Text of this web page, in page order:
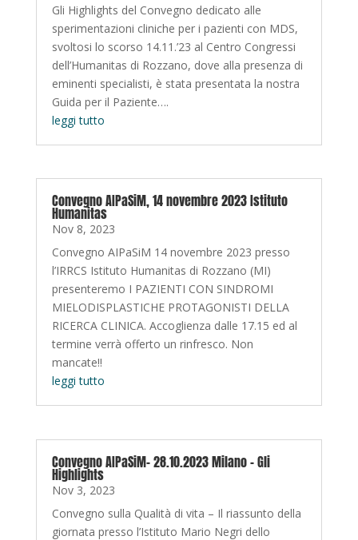
Gli Highlights del Convegno dedicato alle
sperimentazioni cliniche per i pazienti con MDS,
svoltosi lo scorso 14.11.’23 al Centro Congressi
dell’Humanitas di Rozzano, dove alla presenza di
eminenti specialisti, è stata presentata la nostra
Guida per il Paziente….
leggi tutto
Convegno AIPaSiM, 14 novembre 2023 Istituto
Humanitas
Nov 8, 2023
Convegno AIPaSiM 14 novembre 2023 presso
l’IRRCS Istituto Humanitas di Rozzano (MI)
presenteremo I PAZIENTI CON SINDROMI
MIELODISPLASTICHE PROTAGONISTI DELLA
RICERCA CLINICA. Accoglienza dalle 17.15 ed al
termine verrà offerto un rinfresco. Non
mancate!!
leggi tutto
Convegno AIPaSiM- 28.10.2023 Milano – Gli
Highlights
Nov 3, 2023
Convegno sulla Qualità di vita – Il riassunto della
giornata presso l’Istituto Mario Negri dello